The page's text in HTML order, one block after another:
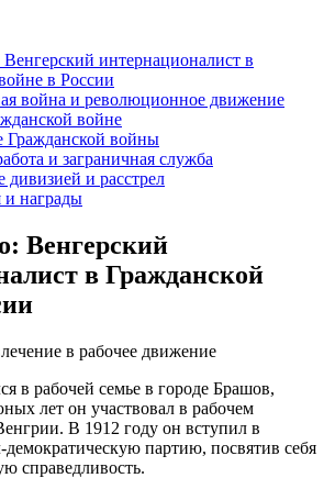
интернационалист в
в России
война и революционное движение
войне
Гражданской войны
и заграничная служба
дивизией и расстрел
и награды
Венгерский
в Гражданской
в рабочее движение
в рабочей семье в городе Брашов,
лет он участвовал в рабочем
В 1912 году он вступил в
партию, посвятив себя
справедливость.